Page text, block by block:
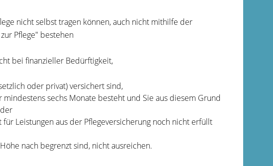
nicht selbst tragen können, auch nicht mithilfe der
Pflege" bestehen
bei finanzieller Bedürftigkeit,
oder privat) versichert sind,
sechs Monate besteht und Sie aus diesem Grund
Leistungen aus der Pflegeversicherung noch nicht erfüllt
nach begrenzt sind, nicht ausreichen.